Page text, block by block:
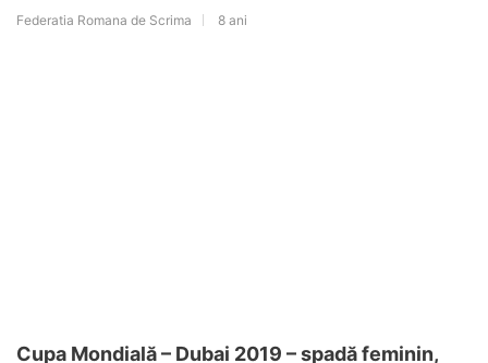
Federatia Romana de Scrima 8 ani
Cupa Mondială – Dubai 2019 – spadă feminin,